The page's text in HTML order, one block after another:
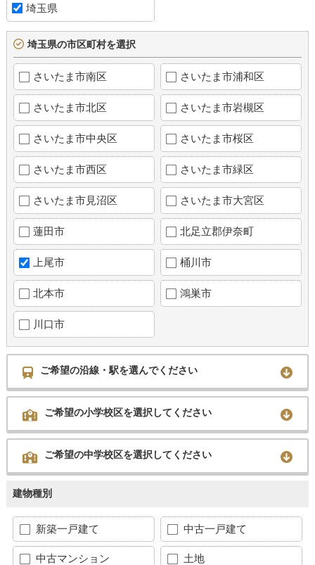
埼玉県
埼玉県の市区町村を選択
さいたま市南区 さいたま市浦和区
さいたま市北区 さいたま市岩槻区
さいたま市中央区 さいたま市桜区
さいたま市西区 さいたま市緑区
さいたま市見沼区 さいたま市大宮区
蓮田市 北足立郡伊奈町
上尾市 桶川市
北本市 鴻巣市
川口市
ご希望の沿線・駅を選んでください
ご希望の小学校区を選択してください
ご希望の中学校区を選択してください
建物種別
新築一戸建て 中古一戸建て
中古マンション 土地